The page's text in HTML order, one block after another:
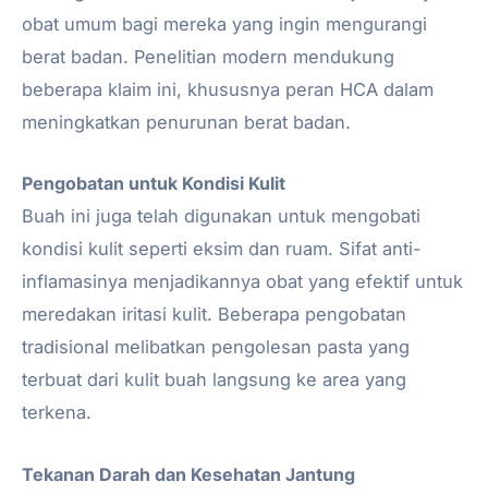
obat umum bagi mereka yang ingin mengurangi
berat badan. Penelitian modern mendukung
beberapa klaim ini, khususnya peran HCA dalam
meningkatkan penurunan berat badan.
Pengobatan untuk Kondisi Kulit
Buah ini juga telah digunakan untuk mengobati
kondisi kulit seperti eksim dan ruam. Sifat anti-
inflamasinya menjadikannya obat yang efektif untuk
meredakan iritasi kulit. Beberapa pengobatan
tradisional melibatkan pengolesan pasta yang
terbuat dari kulit buah langsung ke area yang
terkena.
Tekanan Darah dan Kesehatan Jantung